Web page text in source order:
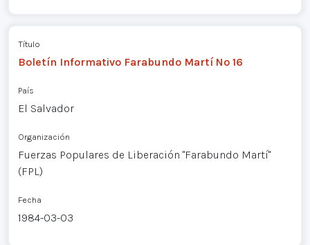
Título
Boletín Informativo Farabundo Martí Nº 16
País
El Salvador
Organización
Fuerzas Populares de Liberación "Farabundo Martí"
(FPL)
Fecha
1984-03-03